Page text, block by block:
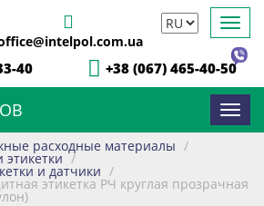
40 +38 (067) 465-40-50
расходные материалы /
/
и датчики /
этикетка РЧ круглая прозрачная